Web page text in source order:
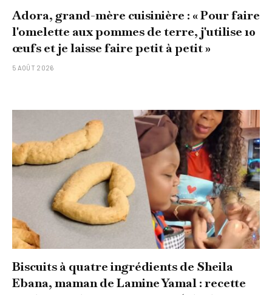
Adora, grand-mère cuisinière : « Pour faire
l'omelette aux pommes de terre, j'utilise 10
œufs et je laisse faire petit à petit »
5 AOÛT 2026
Biscuits à quatre ingrédients de Sheila
Ebana, maman de Lamine Yamal : recette